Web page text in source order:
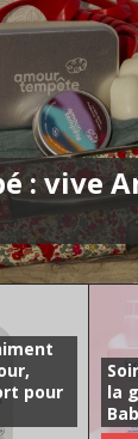
: vive
pour
la